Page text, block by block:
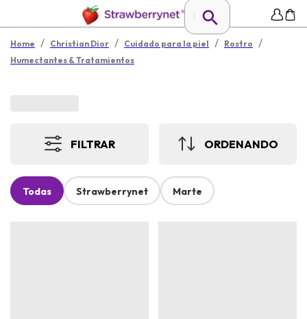
Home / Christian Dior / Cuidado para la piel / Rostro /
Humectantes & Tratamientos
FILTRAR ORDENANDO
Todas Strawberrynet Marte